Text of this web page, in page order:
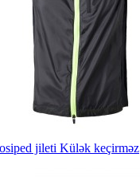
jileti Külək keçirməz